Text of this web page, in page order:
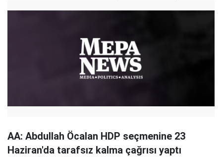
AA: Abdullah Öcalan HDP seçmenine 23
Haziran'da tarafsız kalma çağrısı yaptı